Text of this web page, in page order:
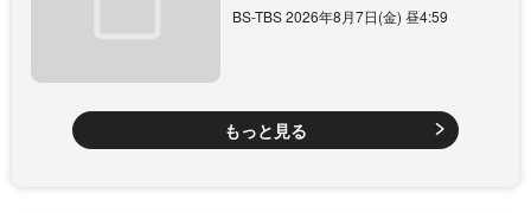
BS-TBS 2026年8月7日(金) 昼4:59
もっと見る